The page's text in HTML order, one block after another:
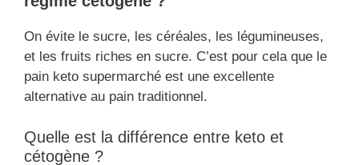
On évite le sucre, les céréales, les légumineuses,
et les fruits riches en sucre. C’est pour cela que le
pain keto supermarché est une excellente
alternative au pain traditionnel.
Quelle est la différence entre keto et
cétogène ?